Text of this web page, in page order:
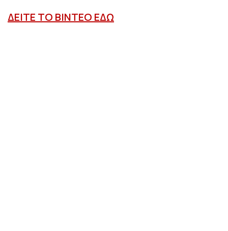
ΔΕΙΤΕ ΤΟ ΒΙΝΤΕΟ ΕΔΩ